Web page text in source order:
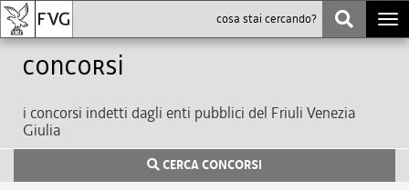
Concorsi
i concorsi indetti dagli enti pubblici del Friuli Venezia
Giulia
CERCA CONCORSI